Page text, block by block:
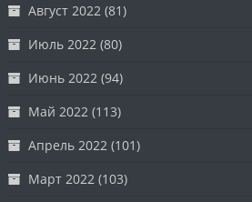
Август 2022 (81)
Июль 2022 (80)
Июнь 2022 (94)
Май 2022 (113)
Апрель 2022 (101)
Март 2022 (103)